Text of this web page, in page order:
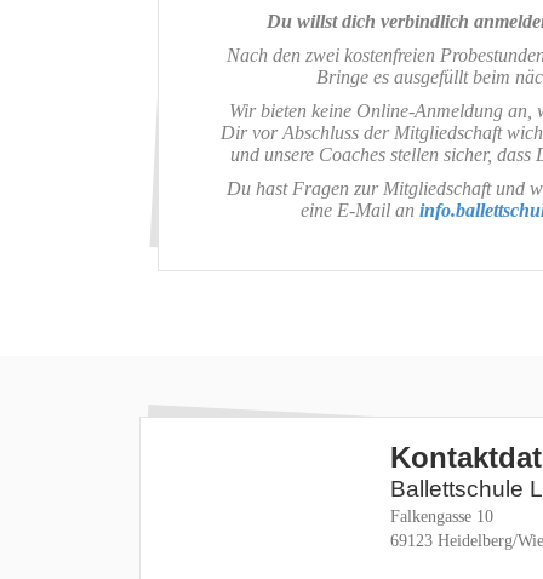
Du willst dich verbindlich
Nach den zwei kostenfreien
Bringe es ausgefüllt beim
Wir bieten keine Online-Anmeldung
Dir vor Abschluss der Mitgliedschaft
und unsere Coaches stellen sicher,
Du hast Fragen zur Mitgliedschaft und
eine E-Mail an
Ballettschule
Falkengasse 10
69123 Heidelberg/